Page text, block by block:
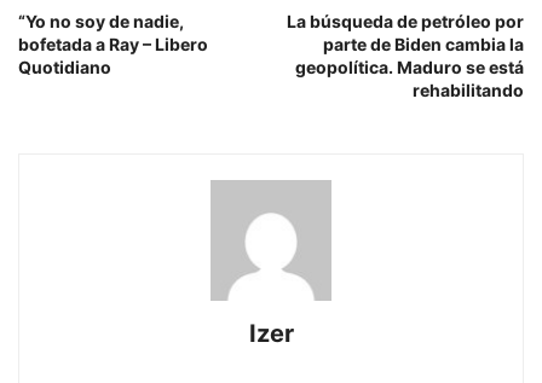
“Yo no soy de nadie,
bofetada a Ray – Libero
Quotidiano
La búsqueda de petróleo por
parte de Biden cambia la
geopolítica. Maduro se está
rehabilitando
Izer